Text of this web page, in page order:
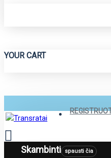
YOUR CART
MenuSkambinti spausti čia